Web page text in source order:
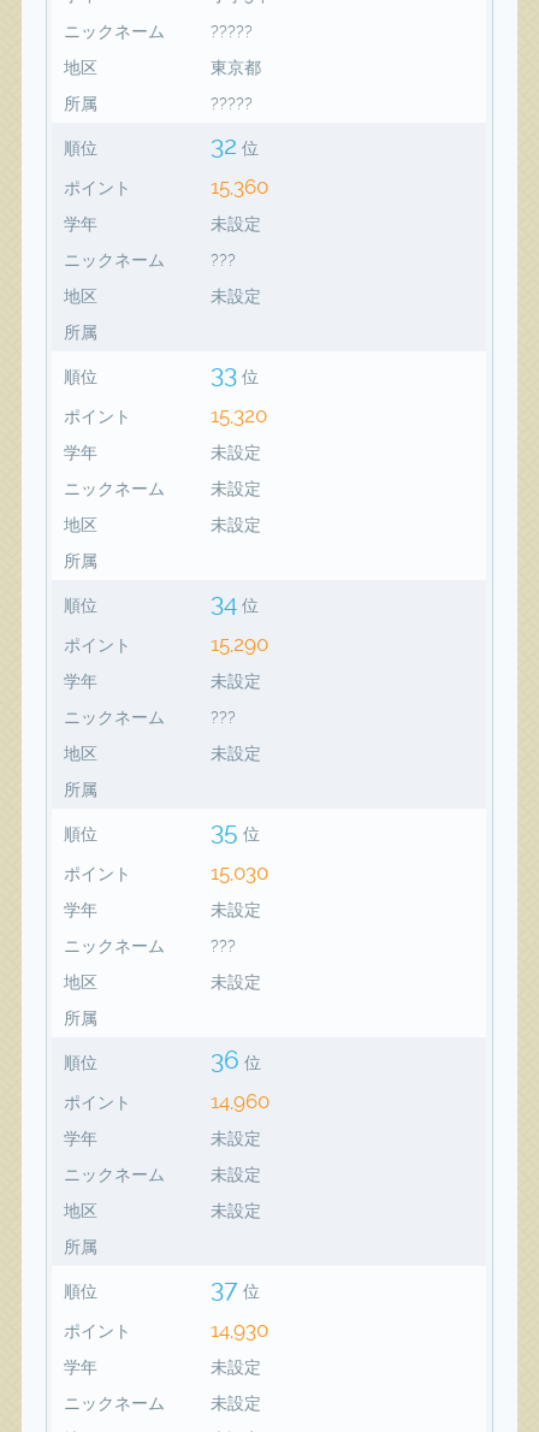
ニックネーム
?????
地区
東京都
所属
?????
順位 32 位
ポイント 15,360
学年
未設定
ニックネーム
???
地区
未設定
所属
順位 33 位
ポイント 15,320
学年
未設定
ニックネーム
未設定
地区
未設定
所属
順位 34 位
ポイント 15,290
学年
未設定
ニックネーム
???
地区
未設定
所属
順位 35 位
ポイント 15,030
学年
未設定
ニックネーム
???
地区
未設定
所属
順位 36 位
ポイント 14,960
学年
未設定
ニックネーム
未設定
地区
未設定
所属
順位 37 位
ポイント 14,930
学年
未設定
ニックネーム
未設定